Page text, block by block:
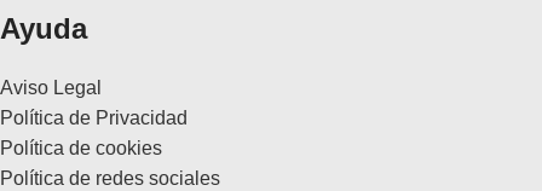
Ayuda
Aviso Legal
Política de Privacidad
Política de cookies
Política de redes sociales